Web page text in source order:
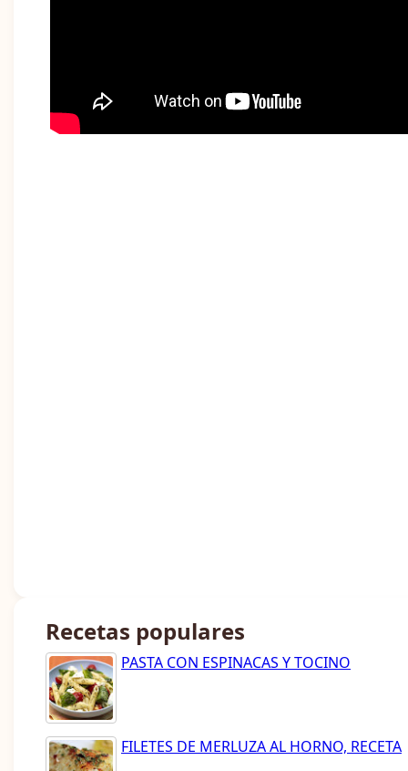
Recetas populares
PASTA CON ESPINACAS Y TOCINO
FILETES DE MERLUZA AL HORNO, RECETA